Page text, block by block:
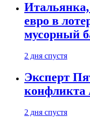
евро в
мусорный
2 дня спустя
Эксперт
конфликта
2 дня спустя